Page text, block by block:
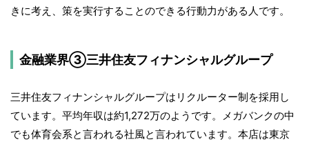
きに考え、策を実行することのできる行動力がある人です。
金融業界③三井住友フィナンシャルグループ
三井住友フィナンシャルグループはリクルーター制を採用し
ています。平均年収は約1,272万のようです。メガバンクの中
でも体育会系と言われる社風と言われています。本店は東京